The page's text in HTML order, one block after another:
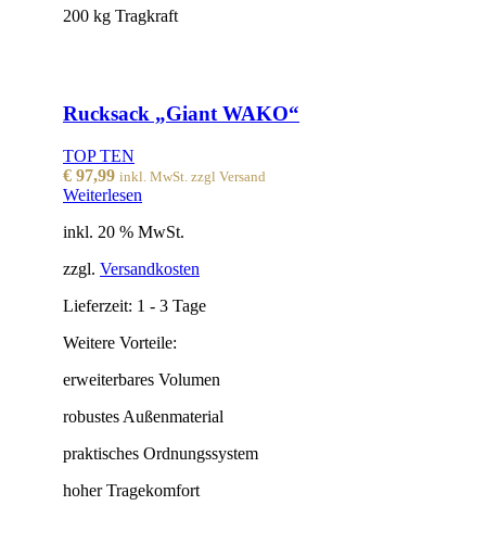
200 kg Tragkraft
Rucksack „Giant WAKO“
TOP TEN
€ 97,99 inkl. MwSt. zzgl Versand
Weiterlesen
inkl. 20 % MwSt.
zzgl. Versandkosten
Lieferzeit: 1 - 3 Tage
Weitere Vorteile:
erweiterbares Volumen
robustes Außenmaterial
praktisches Ordnungssystem
hoher Tragekomfort